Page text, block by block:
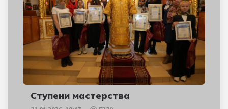
Ступени мастерства